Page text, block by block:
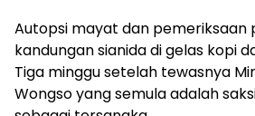
Autopsi mayat dan pemeriksaan
kandungan sianida di gelas kopi
Tiga minggu setelah tewasnya
Wongso yang semula adalah